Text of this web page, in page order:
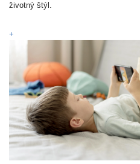
životný štýl.
+